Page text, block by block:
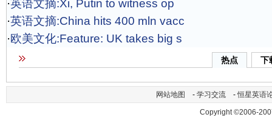
·英语文摘:Xi, Putin to witness op
·英语文摘:China hits 400 mln vacc
·欧美文化:Feature: UK takes big s
热点 下
网站地图 - 学习交流 -恒星英语
Copyright ©2006-